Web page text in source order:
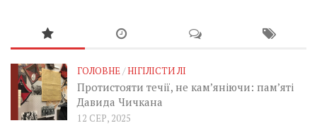
ГОЛОВНЕ/НІГІЛІСТИ ЛІ
Протистояти течії, не кам’яніючи: пам’яті
Давида Чичкана
12 СЕР, 2025